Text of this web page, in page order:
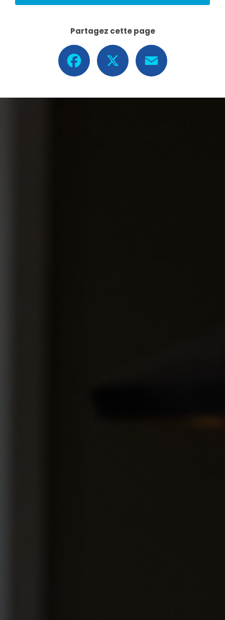
Partagez cette page
Facebook